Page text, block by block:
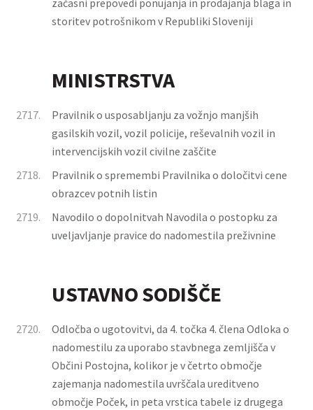
začasni prepovedi ponujanja in prodajanja blaga in
storitev potrošnikom v Republiki Sloveniji
MINISTRSTVA
2717.
Pravilnik o usposabljanju za vožnjo manjših
gasilskih vozil, vozil policije, reševalnih vozil in
intervencijskih vozil civilne zaščite
2718.
Pravilnik o spremembi Pravilnika o določitvi cene
obrazcev potnih listin
2719.
Navodilo o dopolnitvah Navodila o postopku za
uveljavljanje pravice do nadomestila preživnine
USTAVNO SODIŠČE
2720.
Odločba o ugotovitvi, da 4. točka 4. člena Odloka o
nadomestilu za uporabo stavbnega zemljišča v
Občini Postojna, kolikor je v četrto območje
zajemanja nadomestila uvrščala ureditveno
območje Poček, in peta vrstica tabele iz drugega